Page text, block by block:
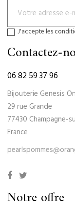
J'accepte les
Contactez-
06 82 59 37 96
Bijouterie Genesis
29 rue Grande
77430 Champagne-
France
Notre offre